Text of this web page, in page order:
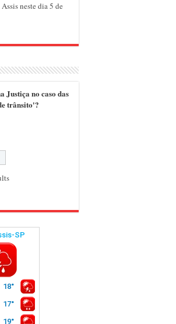
neste dia 5 de
Justiça no caso das
trânsito'?